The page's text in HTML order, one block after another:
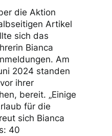
die Aktion
Artikel
sich das
Bianca
Am
2024 standen
ihrer
bereit. „Einige
für die
sich Bianca
40